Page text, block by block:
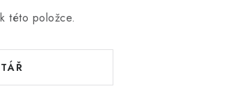
této položce.